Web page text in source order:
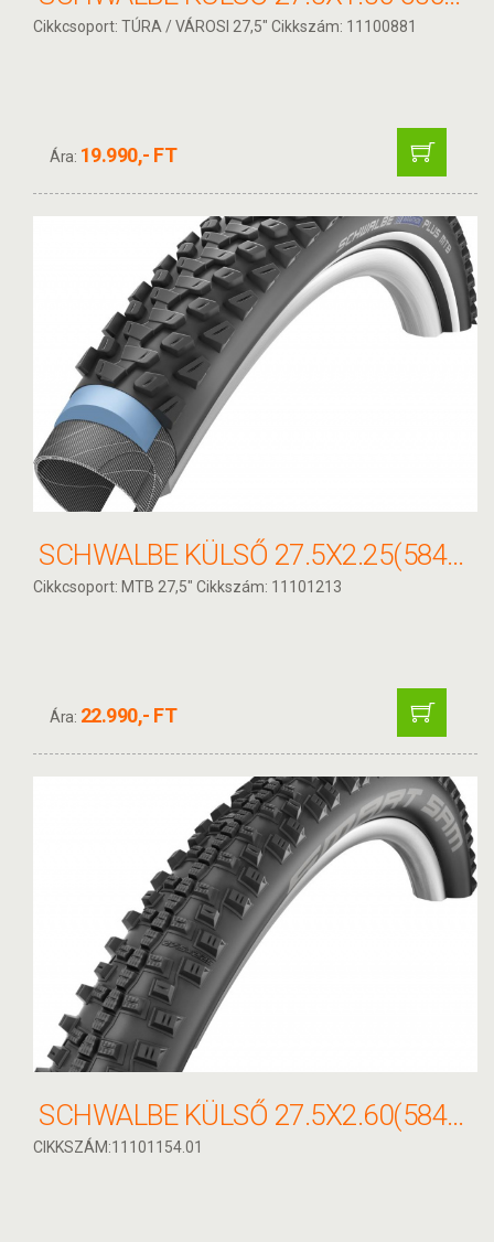
Cikkcsoport: TÚRA / VÁROSI 27,5" Cikkszám: 11100881
Ára: 19.990,- FT
SCHWALBE KÜLSŐ 27.5X2.25(584-57) MARATHON PLUS MTB PERF HS468 SG DC REF TW 1270G
Cikkcsoport: MTB 27,5" Cikkszám: 11101213
Ára: 22.990,- FT
SCHWALBE KÜLSŐ 27.5X2.60(584-65) SMART SAM PERF HS476 ADX LS 850G
CIKKSZÁM:11101154.01